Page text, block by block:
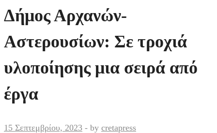
Δήμος Αρχανών-
Αστερουσίων: Σε τροχιά
υλοποίησης μια σειρά από
έργα
15 Σεπτεμβρίου, 2023 - by cretapress